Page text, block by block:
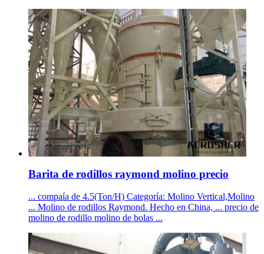
Barita de rodillos raymond molino precio
... compaía de 4.5(Ton/H) Categoría: Molino Vertical,Molino
... Molino de rodillos Raymond. Hecho en China, ... precio de
molino de rodillo molino de bolas ...